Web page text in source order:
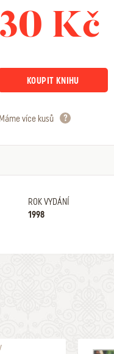
30 Kč
KOUPIT KNIHU
Máme více kusů
ROK VYDÁNÍ
1998